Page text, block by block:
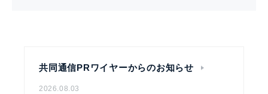
共同通信PRワイヤーからのお知らせ
2026.08.03